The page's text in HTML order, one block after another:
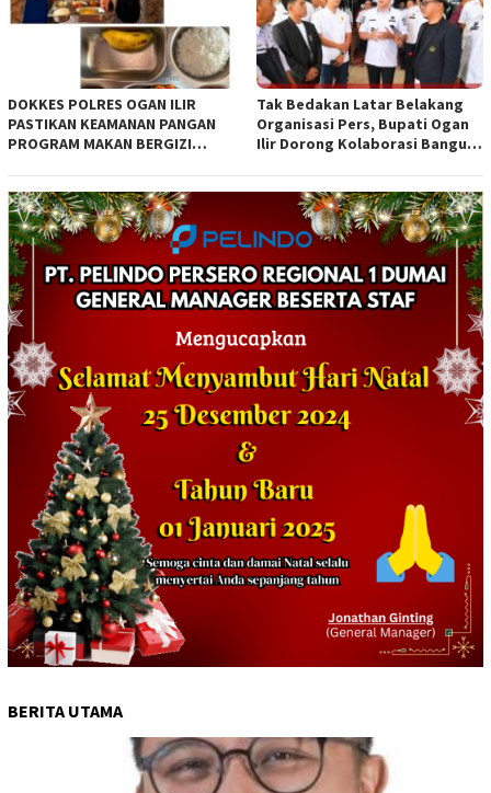
DOKKES POLRES OGAN ILIR
PASTIKAN KEAMANAN PANGAN
PROGRAM MAKAN BERGIZI
ORGANOLEPTIK*
Tak Bedakan Latar Belakang
Organisasi Pers, Bupati Ogan
Ilir Dorong Kolaborasi Bangun
BERITA UTAMA